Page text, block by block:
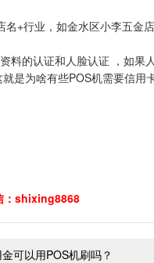
+行业，如金水区小李五金
料的认证和人脸认证 ，如
是为啥有些POS机需要信用卡
：shixing8868
可以用POS机刷吗？